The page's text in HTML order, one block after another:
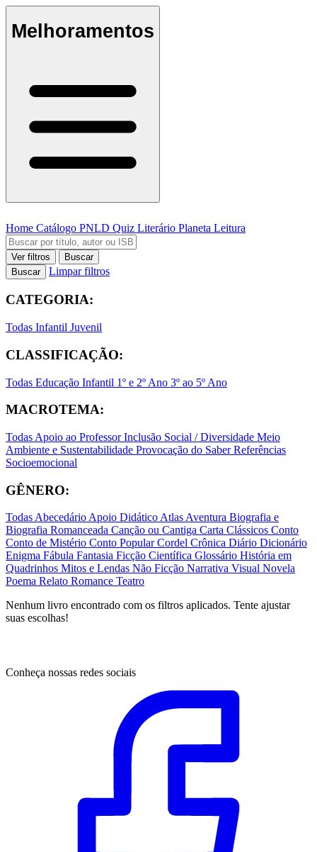
Melhoramentos
Home Catálogo PNLD Quiz Literário Planeta Leitura
Ver filtros
Buscar
Buscar
Limpar filtros
CATEGORIA:
Todas Infantil Juvenil
CLASSIFICAÇÃO:
Todas Educação Infantil 1º e 2º Ano 3º ao 5º Ano
MACROTEMA:
Todas Apoio ao ProfessorInclusão Social / Diversidade Meio
Ambiente e Sustentabilidade Provocação do SaberReferências
Socioemocional
GÊNERO:
TodasAbecedárioApoio DidáticoAtlasAventura Biografia e
Biografia Romanceada Canção ou Cantiga Carta Clássicos Conto
Conto de Mistério Conto PopularCordel Crônica Diário Dicionário
Enigma Fábula Fantasia Ficção Científica Glossário História em
Quadrinhos Mitos e Lendas Não Ficção Narrativa Visual Novela
Poema Relato Romance Teatro
Nenhum livro encontrado com os filtros aplicados. Tente ajustar
suas escolhas!
Conheça nossas redes sociais